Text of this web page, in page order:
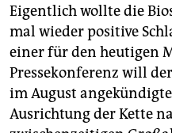
abo
genossenschaft
epaper login
Eigentlich wollte die
mal wieder positive
einer für den heutigen
Pressekonferenz will
im August
Ausrichtung der Kette